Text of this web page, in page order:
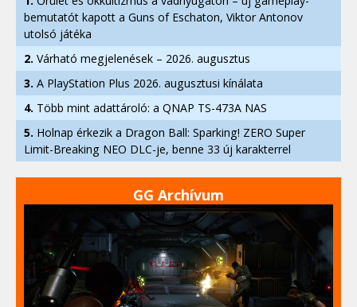
bemutatót kapott a Guns of Eschaton, Viktor Antonov
utolsó játéka
2. Várható megjelenések – 2026. augusztus
3. A PlayStation Plus 2026. augusztusi kínálata
4. Több mint adattároló: a QNAP TS-473A NAS
5. Holnap érkezik a Dragon Ball: Sparking! ZERO Super
Limit-Breaking NEO DLC-je, benne 33 új karakterrel
GG Archívum